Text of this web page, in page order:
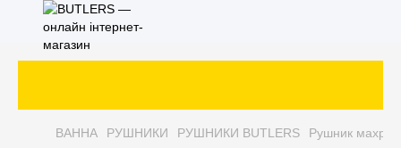
ВАННА РУШНИКИ РУШНИКИ BUTLERS Рушник